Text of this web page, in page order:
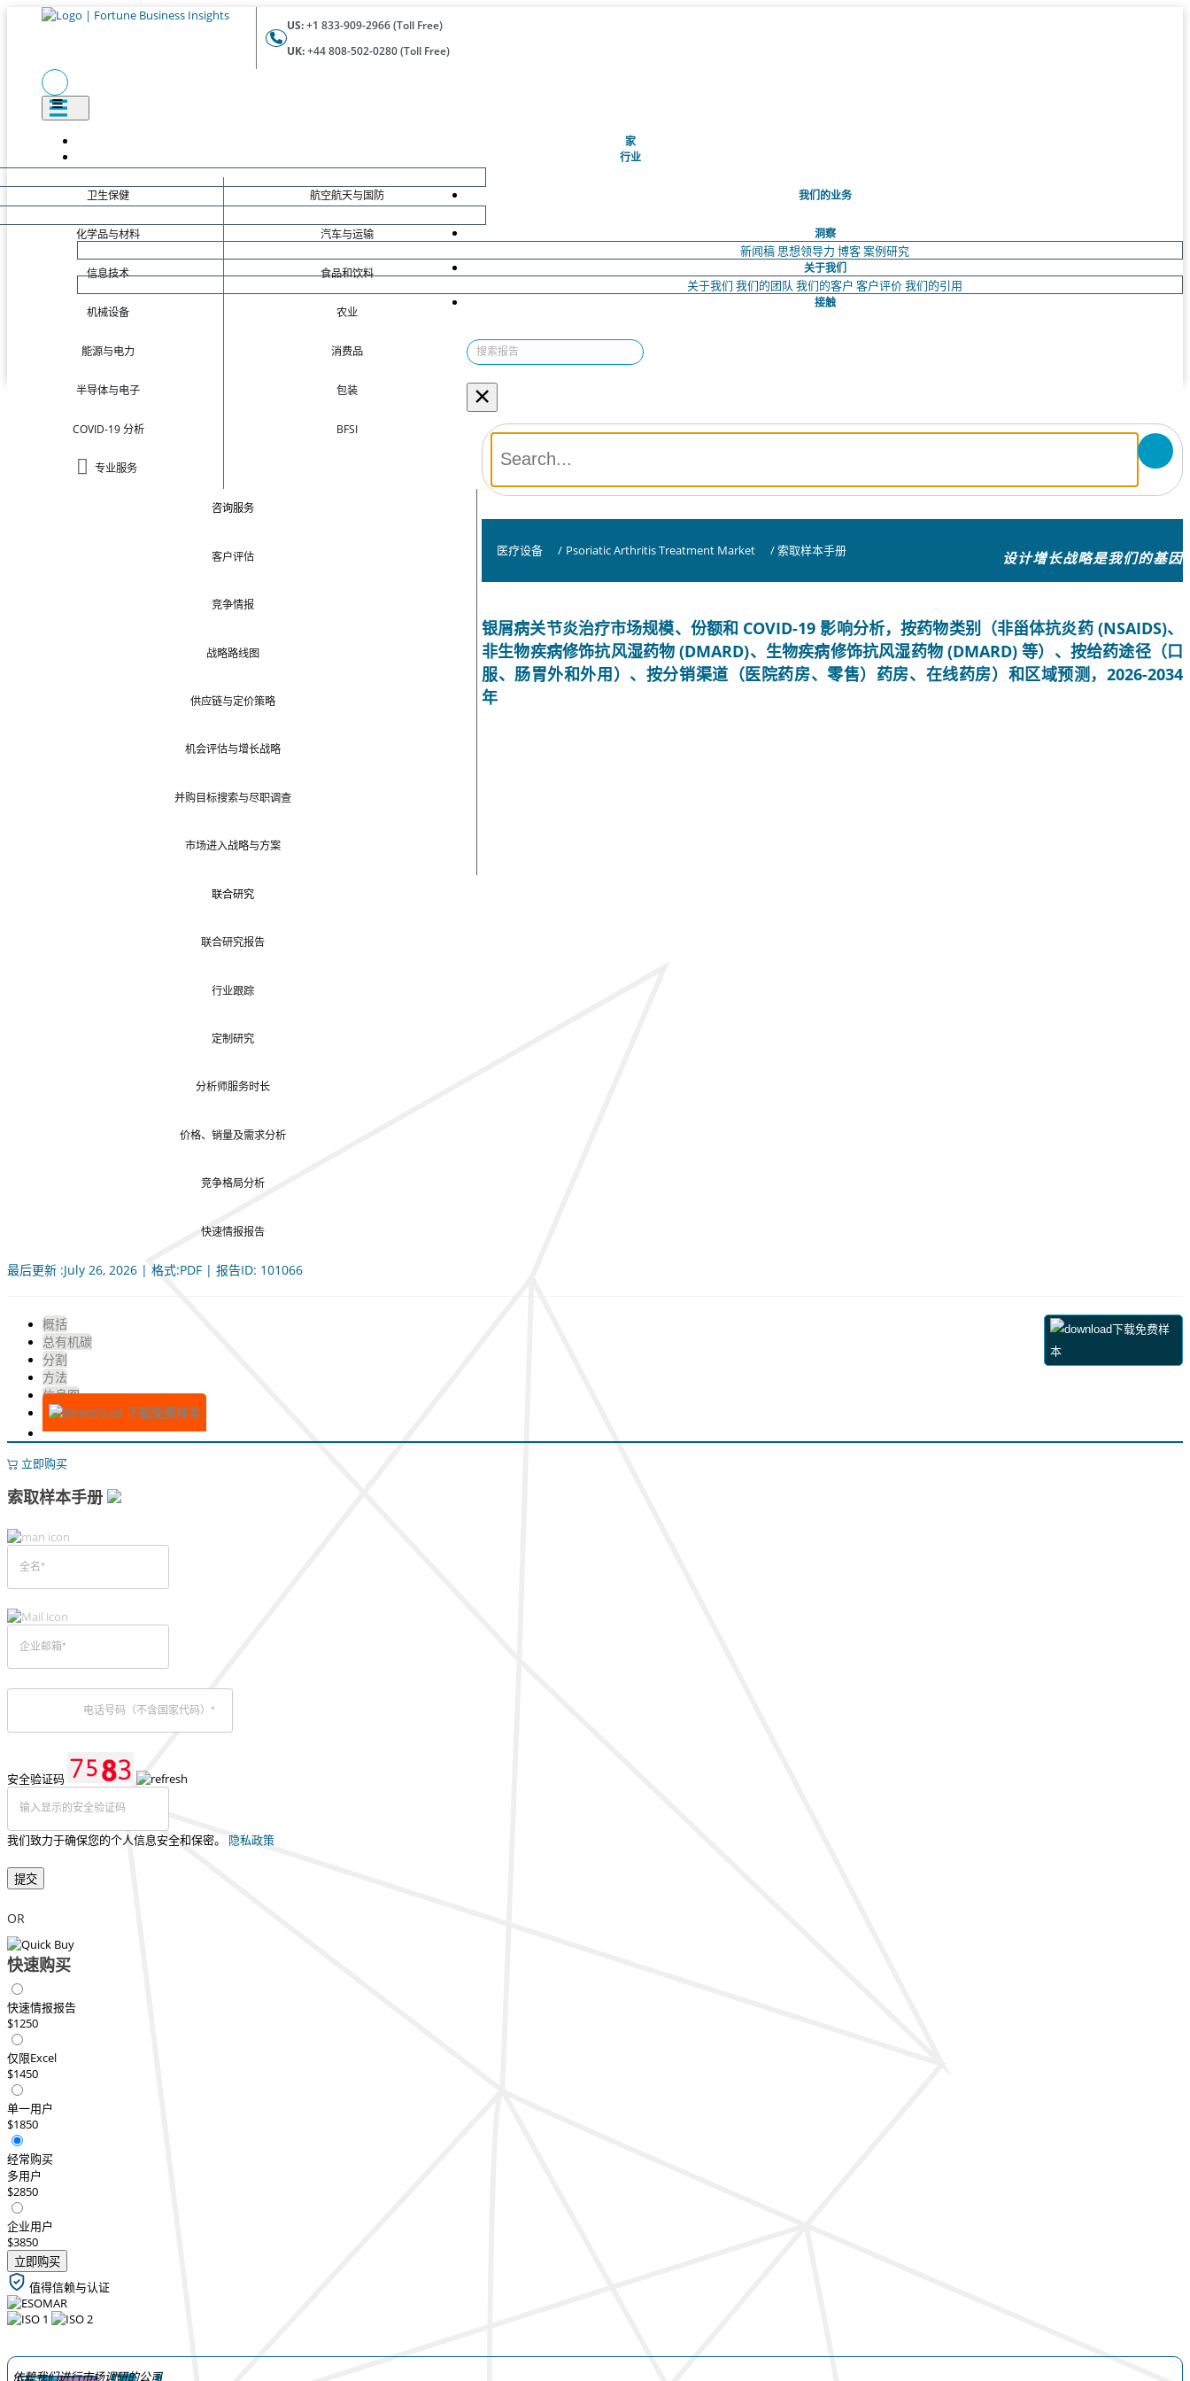
US:+1 833-909-2966 (Toll Free)
UK:+44 808-502-0280 (Toll Free)
家(当前的)
行业
卫生保健
化学品与材料
信息技术
机械设备
能源与电力
半导体与电子
COVID-19 分析
专业服务
航空航天与国防
汽车与运输
食品和饮料
农业
消费品
包装
BFSI
我们的业务
咨询服务
客户评估
竞争情报
战略路线图
供应链与定价策略
机会评估与增长战略
并购目标搜索与尽职调查
市场进入战略与方案
联合研究
联合研究报告
行业跟踪
定制研究
分析师服务时长
价格、销量及需求分析
竞争格局分析
快速情报报告
洞察
新闻稿 思想领导力 博客案例研究
关于我们
关于我们 我们的团队 我们的客户 客户评价我们的引用
接触
×
医疗设备 / Psoriatic Arthritis Treatment Market / 索取样本手册 设计增长战略是我们的基因
银屑病关节炎治疗市场规模、份额和 COVID-19 影响分析，按药物类别（非甾体抗炎药 (NSAIDS)、
非生物疾病修饰抗风湿药物 (DMARD)、生物疾病修饰抗风湿药物 (DMARD) 等）、按给药途径（口
服、肠胃外和外用）、按分销渠道（医院药房、零售）药房、在线药房）和区域预测，2026-2034
年
最后更新 :July 26, 2026 | 格式:PDF | 报告ID: 101066
概括
总有机碳
分割
方法
信息图
下载免费样本
下载免费样
本
立即购买
索取样本手册
安全验证码
我们致力于确保您的个人信息安全和保密。 隐私政策
提交
OR
快速购买
快速情报报告
$1250
仅限Excel
$1450
单一用户
$1850
经常购买
多用户
$2850
企业用户
$3850
立即购买
值得信赖与认证
依赖我们进行市场调研的公司